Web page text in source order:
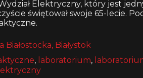
Elektryczny, który jest
świętował swoje 65-lecie.
Białostocka, Białystok
, laboratorium,